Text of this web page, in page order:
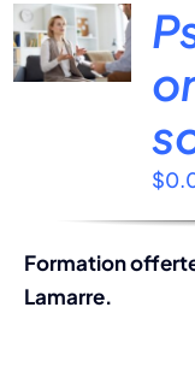
$
Formation
Lamarre.